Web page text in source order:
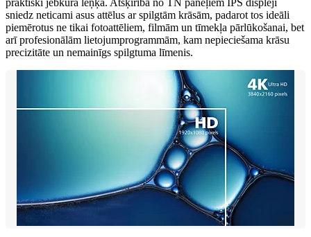
praktiski jebkura leņķa. Atšķirībā no TN paneļiem IPS displeji
sniedz neticami asus attēlus ar spilgtām krāsām, padarot tos ideāli
piemērotus ne tikai fotoattēliem, filmām un tīmekļa pārlūkošanai, bet
arī profesionālām lietojumprogrammām, kam nepieciešama krāsu
precizitāte un nemainīgs spilgtuma līmenis.